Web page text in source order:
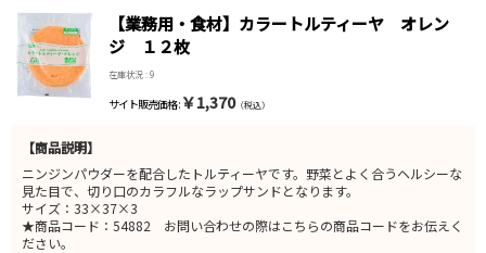
【業務用・食材】カラートルティーヤ オレン
ジ １２枚
在庫状況 : 9
サイト販売価格 : ￥1,370（税込）
【商品説明】
ニンジンパウダーを配合したトルティーヤです。野菜とよく合うヘルシーな
見た目で、切り口のカラフルなラップサンドとなります。
サイズ：33×37×3
★商品コード：54882 お問い合わせの際はこちらの商品コードをお伝えく
ださい。